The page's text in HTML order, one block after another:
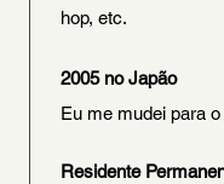
hop, etc.
2005 no Japão
Eu me mudei para
Residente